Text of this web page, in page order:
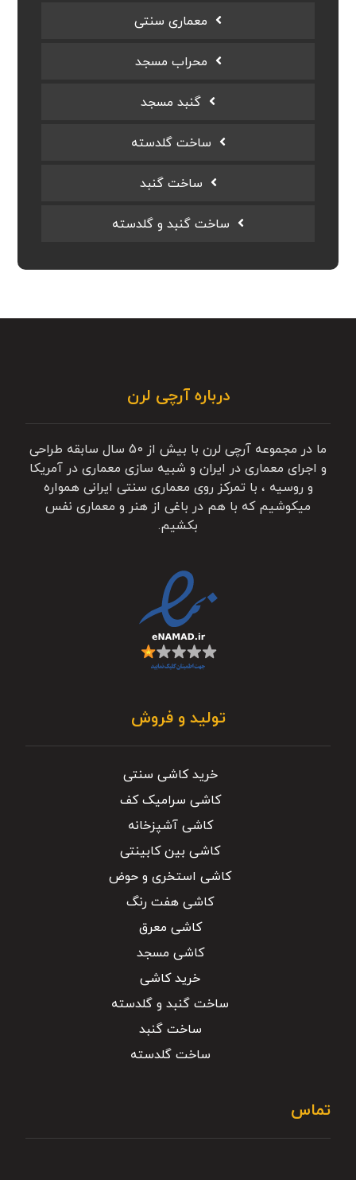
معماری سنتی
محراب مسجد
گنبد مسجد
ساخت گلدسته
ساخت گنبد
ساخت گنبد و گلدسته
درباره آرچی لرن
ما در مجموعه آرچی لرن با بیش از 50 سال سابقه طراحی
و اجرای معماری در ایران و شبیه سازی معماری در آمریکا
و روسیه ، با تمرکز روی معماری سنتی ایرانی همواره
میکوشیم که با هم در باغی از هنر و معماری نفس
بکشیم.
تولید و فروش
خرید کاشی سنتی
کاشی سرامیک کف
کاشی آشپزخانه
کاشی بین کابینتی
کاشی استخری و حوض
کاشی هفت رنگ
کاشی معرق
کاشی مسجد
خرید کاشی
ساخت گنبد و گلدسته
ساخت گنبد
ساخت گلدسته
تماس